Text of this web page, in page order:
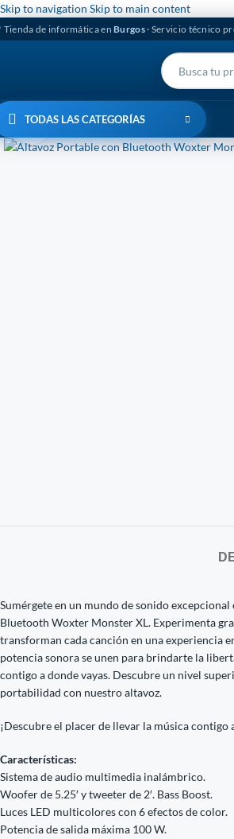
Skip to navigation Skip to main content
Tienda de informática en Burgos· Servicio técnico
TODAS LAS CATEGORÍAS
Click to enlarge
Sumérgete en un mundo de sonido
Bluetooth Woxter Monster XL. Experimenta
transforman cada canción en una experiencia
potencia sonora se unen para brindarte la
contigo a donde vayas. Descubre un nivel
portabilidad con nuestro altavoz.
¡Descubre el placer de llevar la música
Características:
Sistema de audio multimedia inalámbrico.
Woofer de 5.25′ y tweeter de 2′. Bass Boost.
Luces LED multicolores con 6 efectos de color.
Potencia de salida máxima 100 W.